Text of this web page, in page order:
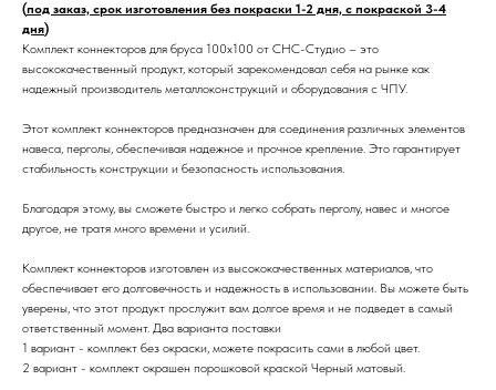
(под заказ, срок изготовления без покраски 1-2 дня, с покраской 3-4
дня)
Комплект коннекторов для бруса 100x100 от СНС-Студио – это
высококачественный продукт, который зарекомендовал себя на рынке как
надежный производитель металлоконструкций и оборудования с ЧПУ.
Этот комплект коннекторов предназначен для соединения различных элементов
навеса, перголы, обеспечивая надежное и прочное крепление. Это гарантирует
стабильность конструкции и безопасность использования.
Благодаря этому, вы сможете быстро и легко собрать перголу, навес и многое
другое, не тратя много времени и усилий.
Комплект коннекторов изготовлен из высококачественных материалов, что
обеспечивает его долговечность и надежность в использовании. Вы можете быть
уверены, что этот продукт прослужит вам долгое время и не подведет в самый
ответственный момент. Два варианта поставки
1 вариант - комплект без окраски, можете покрасить сами в любой цвет.
2 вариант - комплект окрашен порошковой краской Черный матовый.